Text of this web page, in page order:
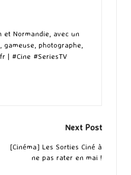
et Normandie, avec un
photographe,
| #Cine #SeriesTV
Next Post
[Cinéma] Les Sorties Ciné à
ne pas rater en mai !